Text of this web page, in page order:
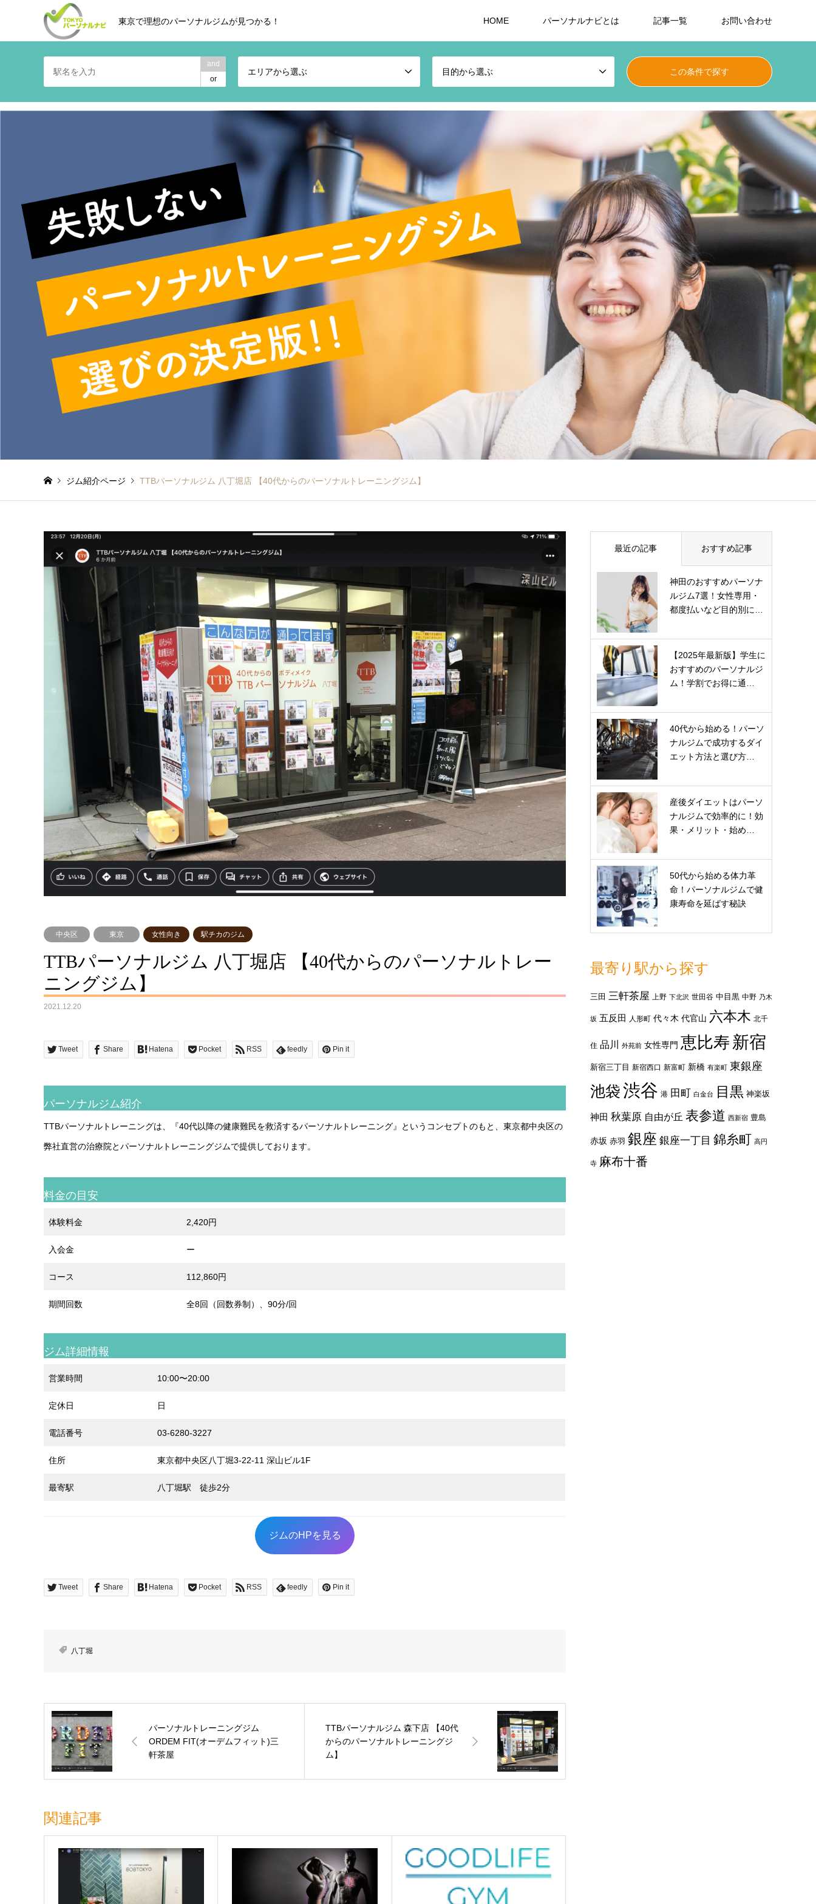
東京で理想のパーソナルジムが見つかる！ HOME パーソナルナビとは 記事一覧 お問い合わせ
and
or
エリアから選ぶ 目的から選ぶ
ジム紹介ページ TTBパーソナルジム 八丁堀店 【40代からのパーソナルトレーニングジム】
中央区 東京 女性向き 駅チカのジム
TTBパーソナルジム 八丁堀店 【40代からのパーソナルトレー
ニングジム】
2021.12.20
Tweet Share Hatena Pocket RSS feedly Pin it
パーソナルジム紹介
TTBパーソナルトレーニングは、『40代以降の健康難民を救済するパーソナルトレーニング』というコンセプトのもと、東京都中央区の
弊社直営の治療院とパーソナルトレーニングジムで提供しております。
料金の目安
体験料金 2,420円
入会金 ー
コース 112,860円
期間回数 全8回（回数券制）、90分/回
ジム詳細情報
営業時間 10:00〜20:00
定休日 日
電話番号 03-6280-3227
住所 東京都中央区八丁堀3-22-11 深山ビル1F
最寄駅 八丁堀駅 徒歩2分
ジムのHPを見る
Tweet Share Hatena Pocket RSS feedly Pin it
八丁堀
パーソナルトレーニングジム
ORDEM FIT(オーデムフィット)三
軒茶屋
TTBパーソナルジム 森下店 【40代
からのパーソナルトレーニングジ
ム】
関連記事
最近の記事 おすすめ記事
神田のおすすめパーソナ
ルジム7選！女性専用・
都度払いなど目的別に…
【2025年最新版】学生に
おすすめのパーソナルジ
ム！学割でお得に通…
40代から始める！パーソ
ナルジムで成功するダイ
エット方法と選び方…
産後ダイエットはパーソ
ナルジムで効率的に！効
果・メリット・始め…
50代から始める体力革
命！パーソナルジムで健
康寿命を延ばす秘訣
最寄り駅から探す
三田 三軒茶屋 上野 下北沢 世田谷 中目黒 中野 乃木
坂 五反田 人形町 代々木 代官山 六本木 北千
住 品川 外苑前 女性専門 恵比寿 新宿
新宿三丁目 新宿西口 新富町 新橋 有楽町 東銀座
池袋渋谷 港 田町 白金台 目黒 神楽坂
神田 秋葉原 自由が丘 表参道 西新宿 豊島
赤坂 赤羽 銀座 銀座一丁目 錦糸町 高円
寺 麻布十番